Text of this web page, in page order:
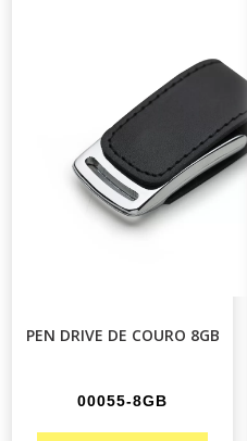
PEN DRIVE DE COURO 8GB
00055-8GB